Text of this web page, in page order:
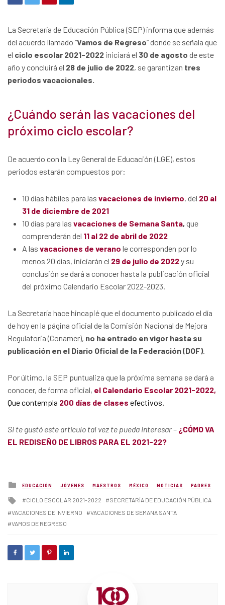
La Secretaría de Educación Pública (SEP) informa que además
del acuerdo llamado “Vamos de Regreso” donde se señala que
el ciclo escolar 2021-2022 iniciará el 30 de agosto de este
año y concluirá el 28 de julio de 2022, se garantizan tres
periodos vacacionales.
¿Cuándo serán las vacaciones del
próximo ciclo escolar?
De acuerdo con la Ley General de Educación (LGE), estos
periodos estarán compuestos por:
10 días hábiles para las vacaciones de invierno, del 20 al
31 de diciembre de 2021
10 días para las vacaciones de Semana Santa, que
comprenderán del 11 al 22 de abril de 2022
A las vacaciones de verano le corresponden por lo
menos 20 días, iniciarán el 29 de julio de 2022y su
conclusión se dará a conocer hasta la publicación oficial
del próximo Calendario Escolar 2022-2023.
La Secretaría hace hincapié que el documento publicado el día
de hoy en la página oficial de la Comisión Nacional de Mejora
Regulatoria (Conamer), no ha entrado en vigor hasta su
publicación en el Diario Oficial de la Federación (DOF).
Por último, la SEP puntualiza que la próxima semana se dará a
conocer, de forma oficial, el Calendario Escolar 2021-2022,
Que contempla 200 días de clases efectivos.
Si te gustó este artículo tal vez te pueda interesar– ¿CÓMO VA
EL REDISEÑO DE LIBROS PARA EL 2021-22?
Posted
in
EDUCACIÓN JÓVENES MAESTROS MÉXICO NOTICIAS PADRES
Tagged
CICLO ESCOLAR 2021-2022
SECRETARÍA DE EDUCACIÓN PÚBLICA
VACACIONES DE INVIERNO
VACACIONES DE SEMANA SANTA
VAMOS DE REGRESO